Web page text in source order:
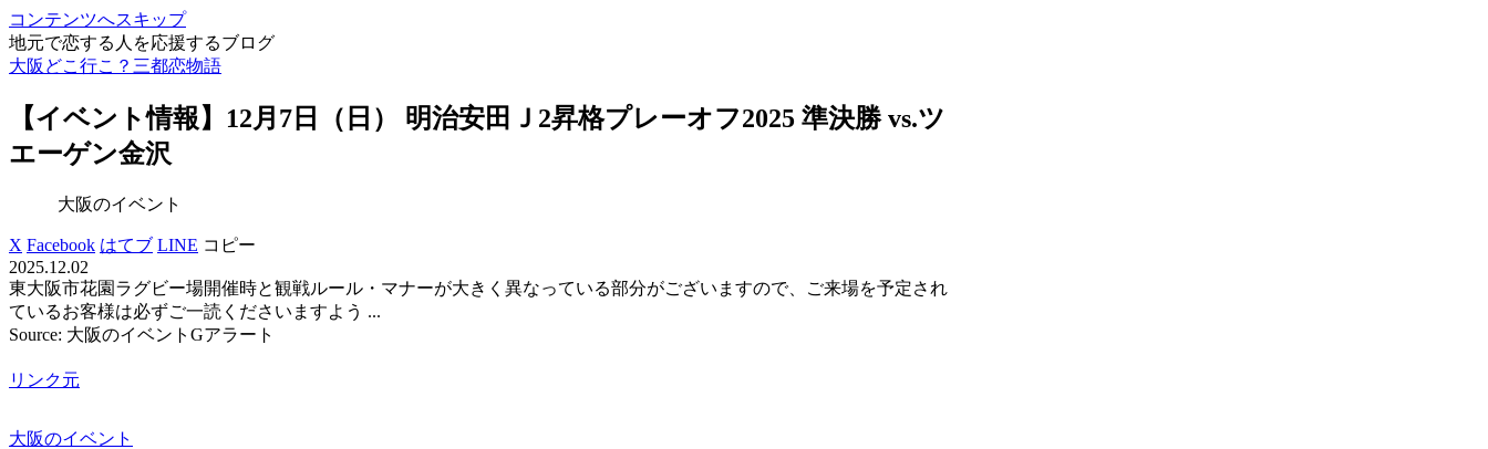
コンテンツへスキップ
地元で恋する人を応援するブログ
大阪どこ行こ？三都恋物語
【イベント情報】12月7日（日） 明治安田Ｊ2昇格プレーオフ2025 準決勝 vs.ツ
エーゲン金沢
大阪のイベント
X Facebook はてブ LINE コピー
2025.12.02
東大阪市花園ラグビー場開催時と観戦ルール・マナーが大きく異なっている部分がございますので、ご来場を予定され
ているお客様は必ずご一読くださいますよう ...
Source: 大阪のイベントGアラート
リンク元
大阪のイベント